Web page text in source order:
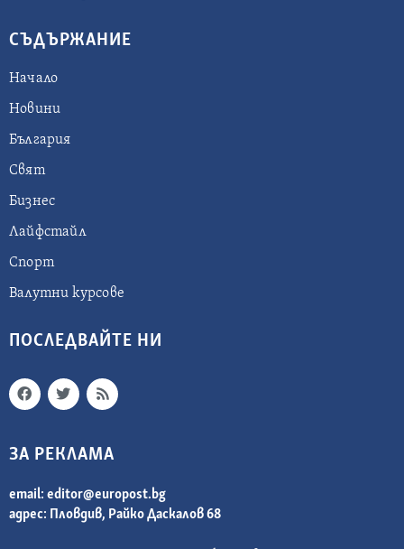
СЪДЪРЖАНИЕ
Начало
Новини
България
Свят
Бизнес
Лайфстайл
Спорт
Валутни курсове
ПОСЛЕДВАЙТЕ НИ
ЗА РЕКЛАМА
email: editor@europost.bg
адрес: Пловдив, Райко Даскалов 68